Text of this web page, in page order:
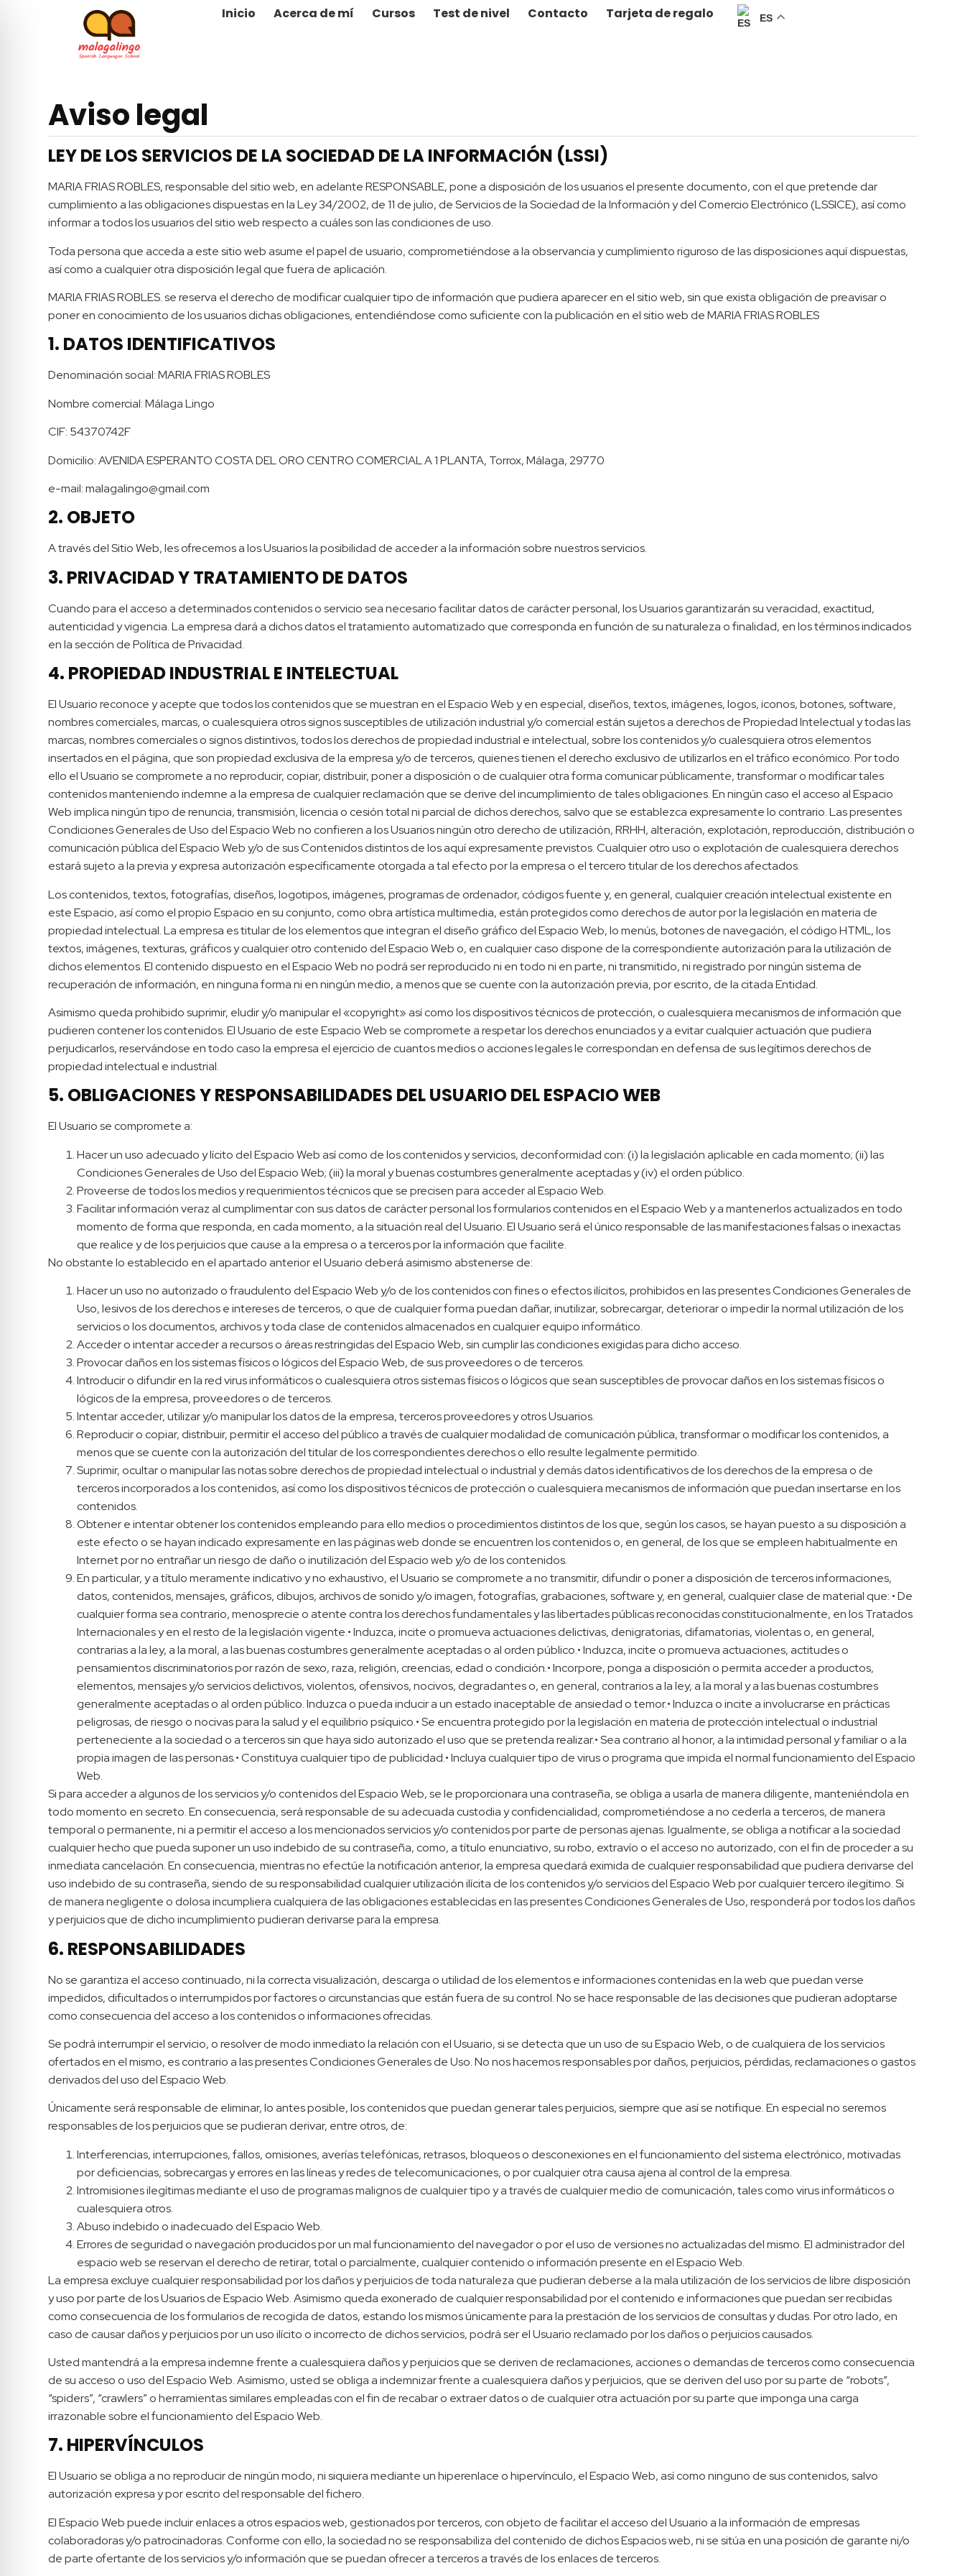
Inicio Acerca de mí Cursos Test de nivel Contacto Tarjeta de regalo ES
Aviso legal
LEY DE LOS SERVICIOS DE LA SOCIEDAD DE LA INFORMACIÓN (LSSI)
MARIA FRIAS ROBLES, responsable del sitio web, en adelante RESPONSABLE, pone a disposición de los usuarios el presente documento, con el que pretende dar
cumplimiento a las obligaciones dispuestas en la Ley 34/2002, de 11 de julio, de Servicios de la Sociedad de la Información y del Comercio Electrónico (LSSICE), así como
informar a todos los usuarios del sitio web respecto a cuáles son las condiciones de uso.
Toda persona que acceda a este sitio web asume el papel de usuario, comprometiéndose a la observancia y cumplimiento riguroso de las disposiciones aquí dispuestas,
así como a cualquier otra disposición legal que fuera de aplicación.
MARIA FRIAS ROBLES. se reserva el derecho de modificar cualquier tipo de información que pudiera aparecer en el sitio web, sin que exista obligación de preavisar o
poner en conocimiento de los usuarios dichas obligaciones, entendiéndose como suficiente con la publicación en el sitio web de MARIA FRIAS ROBLES
1. DATOS IDENTIFICATIVOS
Denominación social: MARIA FRIAS ROBLES
Nombre comercial: Málaga Lingo
CIF: 54370742F
Domicilio: AVENIDA ESPERANTO COSTA DEL ORO CENTRO COMERCIAL A 1 PLANTA, Torrox, Málaga, 29770
e-mail: malagalingo@gmail.com
2. OBJETO
A través del Sitio Web, les ofrecemos a los Usuarios la posibilidad de acceder a la información sobre nuestros servicios.
3. PRIVACIDAD Y TRATAMIENTO DE DATOS
Cuando para el acceso a determinados contenidos o servicio sea necesario facilitar datos de carácter personal, los Usuarios garantizarán su veracidad, exactitud,
autenticidad y vigencia. La empresa dará a dichos datos el tratamiento automatizado que corresponda en función de su naturaleza o finalidad, en los términos indicados
en la sección de Política de Privacidad.
4. PROPIEDAD INDUSTRIAL E INTELECTUAL
El Usuario reconoce y acepte que todos los contenidos que se muestran en el Espacio Web y en especial, diseños, textos, imágenes, logos, iconos, botones, software,
nombres comerciales, marcas, o cualesquiera otros signos susceptibles de utilización industrial y/o comercial están sujetos a derechos de Propiedad Intelectual y todas las
marcas, nombres comerciales o signos distintivos, todos los derechos de propiedad industrial e intelectual, sobre los contenidos y/o cualesquiera otros elementos
insertados en el página, que son propiedad exclusiva de la empresa y/o de terceros, quienes tienen el derecho exclusivo de utilizarlos en el tráfico económico. Por todo
ello el Usuario se compromete a no reproducir, copiar, distribuir, poner a disposición o de cualquier otra forma comunicar públicamente, transformar o modificar tales
contenidos manteniendo indemne a la empresa de cualquier reclamación que se derive del incumplimiento de tales obligaciones. En ningún caso el acceso al Espacio
Web implica ningún tipo de renuncia, transmisión, licencia o cesión total ni parcial de dichos derechos, salvo que se establezca expresamente lo contrario. Las presentes
Condiciones Generales de Uso del Espacio Web no confieren a los Usuarios ningún otro derecho de utilización, RRHH, alteración, explotación, reproducción, distribución o
comunicación pública del Espacio Web y/o de sus Contenidos distintos de los aquí expresamente previstos. Cualquier otro uso o explotación de cualesquiera derechos
estará sujeto a la previa y expresa autorización específicamente otorgada a tal efecto por la empresa o el tercero titular de los derechos afectados.
Los contenidos, textos, fotografías, diseños, logotipos, imágenes, programas de ordenador, códigos fuente y, en general, cualquier creación intelectual existente en
este Espacio, así como el propio Espacio en su conjunto, como obra artística multimedia, están protegidos como derechos de autor por la legislación en materia de
propiedad intelectual. La empresa es titular de los elementos que integran el diseño gráfico del Espacio Web, lo menús, botones de navegación, el código HTML, los
textos, imágenes, texturas, gráficos y cualquier otro contenido del Espacio Web o, en cualquier caso dispone de la correspondiente autorización para la utilización de
dichos elementos. El contenido dispuesto en el Espacio Web no podrá ser reproducido ni en todo ni en parte, ni transmitido, ni registrado por ningún sistema de
recuperación de información, en ninguna forma ni en ningún medio, a menos que se cuente con la autorización previa, por escrito, de la citada Entidad.
Asimismo queda prohibido suprimir, eludir y/o manipular el «copyright» así como los dispositivos técnicos de protección, o cualesquiera mecanismos de información que
pudieren contener los contenidos. El Usuario de este Espacio Web se compromete a respetar los derechos enunciados y a evitar cualquier actuación que pudiera
perjudicarlos, reservándose en todo caso la empresa el ejercicio de cuantos medios o acciones legales le correspondan en defensa de sus legítimos derechos de
propiedad intelectual e industrial.
5. OBLIGACIONES Y RESPONSABILIDADES DEL USUARIO DEL ESPACIO WEB
El Usuario se compromete a:
Hacer un uso adecuado y lícito del Espacio Web así como de los contenidos y servicios, deconformidad con: (i) la legislación aplicable en cada momento; (ii) las
Condiciones Generales de Uso del Espacio Web; (iii) la moral y buenas costumbres generalmente aceptadas y (iv) el orden público.
Proveerse de todos los medios y requerimientos técnicos que se precisen para acceder al Espacio Web.
Facilitar información veraz al cumplimentar con sus datos de carácter personal los formularios contenidos en el Espacio Web y a mantenerlos actualizados en todo
momento de forma que responda, en cada momento, a la situación real del Usuario. El Usuario será el único responsable de las manifestaciones falsas o inexactas
que realice y de los perjuicios que cause a la empresa o a terceros por la información que facilite.
No obstante lo establecido en el apartado anterior el Usuario deberá asimismo abstenerse de:
Hacer un uso no autorizado o fraudulento del Espacio Web y/o de los contenidos con fines o efectos ilícitos, prohibidos en las presentes Condiciones Generales de
Uso, lesivos de los derechos e intereses de terceros, o que de cualquier forma puedan dañar, inutilizar, sobrecargar, deteriorar o impedir la normal utilización de los
servicios o los documentos, archivos y toda clase de contenidos almacenados en cualquier equipo informático.
Acceder o intentar acceder a recursos o áreas restringidas del Espacio Web, sin cumplir las condiciones exigidas para dicho acceso.
Provocar daños en los sistemas físicos o lógicos del Espacio Web, de sus proveedores o de terceros.
Introducir o difundir en la red virus informáticos o cualesquiera otros sistemas físicos o lógicos que sean susceptibles de provocar daños en los sistemas físicos o
lógicos de la empresa, proveedores o de terceros.
Intentar acceder, utilizar y/o manipular los datos de la empresa, terceros proveedores y otros Usuarios.
Reproducir o copiar, distribuir, permitir el acceso del público a través de cualquier modalidad de comunicación pública, transformar o modificar los contenidos, a
menos que se cuente con la autorización del titular de los correspondientes derechos o ello resulte legalmente permitido.
Suprimir, ocultar o manipular las notas sobre derechos de propiedad intelectual o industrial y demás datos identificativos de los derechos de la empresa o de
terceros incorporados a los contenidos, así como los dispositivos técnicos de protección o cualesquiera mecanismos de información que puedan insertarse en los
contenidos.
Obtener e intentar obtener los contenidos empleando para ello medios o procedimientos distintos de los que, según los casos, se hayan puesto a su disposición a
este efecto o se hayan indicado expresamente en las páginas web donde se encuentren los contenidos o, en general, de los que se empleen habitualmente en
Internet por no entrañar un riesgo de daño o inutilización del Espacio web y/o de los contenidos.
En particular, y a título meramente indicativo y no exhaustivo, el Usuario se compromete a no transmitir, difundir o poner a disposición de terceros informaciones,
datos, contenidos, mensajes, gráficos, dibujos, archivos de sonido y/o imagen, fotografías, grabaciones, software y, en general, cualquier clase de material que: • De
cualquier forma sea contrario, menosprecie o atente contra los derechos fundamentales y las libertades públicas reconocidas constitucionalmente, en los Tratados
Internacionales y en el resto de la legislación vigente.• Induzca, incite o promueva actuaciones delictivas, denigratorias, difamatorias, violentas o, en general,
contrarias a la ley, a la moral, a las buenas costumbres generalmente aceptadas o al orden público.• Induzca, incite o promueva actuaciones, actitudes o
pensamientos discriminatorios por razón de sexo, raza, religión, creencias, edad o condición.• Incorpore, ponga a disposición o permita acceder a productos,
elementos, mensajes y/o servicios delictivos, violentos, ofensivos, nocivos, degradantes o, en general, contrarios a la ley, a la moral y a las buenas costumbres
generalmente aceptadas o al orden público. Induzca o pueda inducir a un estado inaceptable de ansiedad o temor.• Induzca o incite a involucrarse en prácticas
peligrosas, de riesgo o nocivas para la salud y el equilibrio psíquico.• Se encuentra protegido por la legislación en materia de protección intelectual o industrial
perteneciente a la sociedad o a terceros sin que haya sido autorizado el uso que se pretenda realizar.• Sea contrario al honor, a la intimidad personal y familiar o a la
propia imagen de las personas.• Constituya cualquier tipo de publicidad.• Incluya cualquier tipo de virus o programa que impida el normal funcionamiento del Espacio
Web.
Si para acceder a algunos de los servicios y/o contenidos del Espacio Web, se le proporcionara una contraseña, se obliga a usarla de manera diligente, manteniéndola en
todo momento en secreto. En consecuencia, será responsable de su adecuada custodia y confidencialidad, comprometiéndose a no cederla a terceros, de manera
temporal o permanente, ni a permitir el acceso a los mencionados servicios y/o contenidos por parte de personas ajenas. Igualmente, se obliga a notificar a la sociedad
cualquier hecho que pueda suponer un uso indebido de su contraseña, como, a título enunciativo, su robo, extravío o el acceso no autorizado, con el fin de proceder a su
inmediata cancelación. En consecuencia, mientras no efectúe la notificación anterior, la empresa quedará eximida de cualquier responsabilidad que pudiera derivarse del
uso indebido de su contraseña, siendo de su responsabilidad cualquier utilización ilícita de los contenidos y/o servicios del Espacio Web por cualquier tercero ilegítimo. Si
de manera negligente o dolosa incumpliera cualquiera de las obligaciones establecidas en las presentes Condiciones Generales de Uso, responderá por todos los daños
y perjuicios que de dicho incumplimiento pudieran derivarse para la empresa.
6. RESPONSABILIDADES
No se garantiza el acceso continuado, ni la correcta visualización, descarga o utilidad de los elementos e informaciones contenidas en la web que puedan verse
impedidos, dificultados o interrumpidos por factores o circunstancias que están fuera de su control. No se hace responsable de las decisiones que pudieran adoptarse
como consecuencia del acceso a los contenidos o informaciones ofrecidas.
Se podrá interrumpir el servicio, o resolver de modo inmediato la relación con el Usuario, si se detecta que un uso de su Espacio Web, o de cualquiera de los servicios
ofertados en el mismo, es contrario a las presentes Condiciones Generales de Uso. No nos hacemos responsables por daños, perjuicios, pérdidas, reclamaciones o gastos
derivados del uso del Espacio Web.
Únicamente será responsable de eliminar, lo antes posible, los contenidos que puedan generar tales perjuicios, siempre que así se notifique. En especial no seremos
responsables de los perjuicios que se pudieran derivar, entre otros, de:
Interferencias, interrupciones, fallos, omisiones, averías telefónicas, retrasos, bloqueos o desconexiones en el funcionamiento del sistema electrónico, motivadas
por deficiencias, sobrecargas y errores en las líneas y redes de telecomunicaciones, o por cualquier otra causa ajena al control de la empresa.
Intromisiones ilegítimas mediante el uso de programas malignos de cualquier tipo y a través de cualquier medio de comunicación, tales como virus informáticos o
cualesquiera otros.
Abuso indebido o inadecuado del Espacio Web.
Errores de seguridad o navegación producidos por un mal funcionamiento del navegador o por el uso de versiones no actualizadas del mismo. El administrador del
espacio web se reservan el derecho de retirar, total o parcialmente, cualquier contenido o información presente en el Espacio Web.
La empresa excluye cualquier responsabilidad por los daños y perjuicios de toda naturaleza que pudieran deberse a la mala utilización de los servicios de libre disposición
y uso por parte de los Usuarios de Espacio Web. Asimismo queda exonerado de cualquier responsabilidad por el contenido e informaciones que puedan ser recibidas
como consecuencia de los formularios de recogida de datos, estando los mismos únicamente para la prestación de los servicios de consultas y dudas. Por otro lado, en
caso de causar daños y perjuicios por un uso ilícito o incorrecto de dichos servicios, podrá ser el Usuario reclamado por los daños o perjuicios causados.
Usted mantendrá a la empresa indemne frente a cualesquiera daños y perjuicios que se deriven de reclamaciones, acciones o demandas de terceros como consecuencia
de su acceso o uso del Espacio Web. Asimismo, usted se obliga a indemnizar frente a cualesquiera daños y perjuicios, que se deriven del uso por su parte de “robots”,
“spiders”, “crawlers” o herramientas similares empleadas con el fin de recabar o extraer datos o de cualquier otra actuación por su parte que imponga una carga
irrazonable sobre el funcionamiento del Espacio Web.
7. HIPERVÍNCULOS
El Usuario se obliga a no reproducir de ningún modo, ni siquiera mediante un hiperenlace o hipervínculo, el Espacio Web, así como ninguno de sus contenidos, salvo
autorización expresa y por escrito del responsable del fichero.
El Espacio Web puede incluir enlaces a otros espacios web, gestionados por terceros, con objeto de facilitar el acceso del Usuario a la información de empresas
colaboradoras y/o patrocinadoras. Conforme con ello, la sociedad no se responsabiliza del contenido de dichos Espacios web, ni se sitúa en una posición de garante ni/o
de parte ofertante de los servicios y/o información que se puedan ofrecer a terceros a través de los enlaces de terceros.